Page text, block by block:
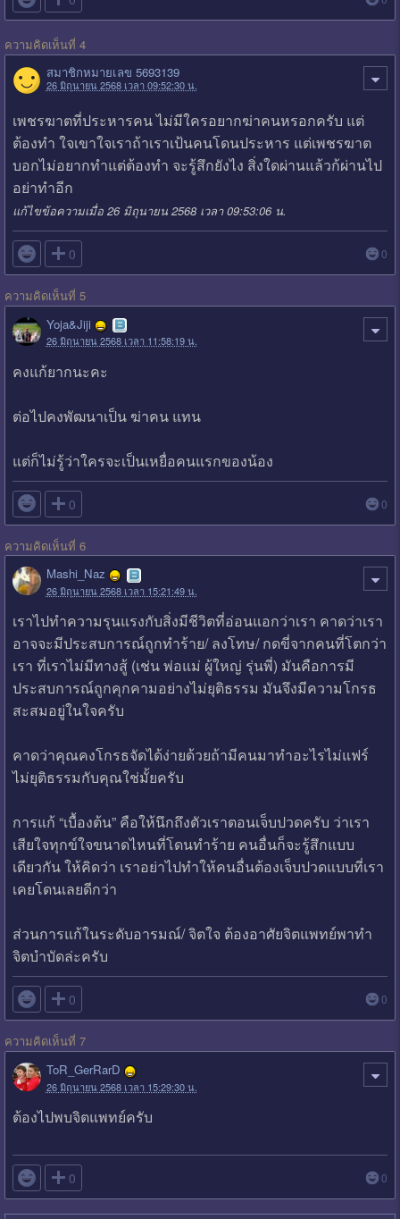
ความคิดเห็นที่ 4
สมาชิกหมายเลข 5693139
26 มิถุนายน 2568 เวลา 09:52:30 น.
เพชรฆาตที่ประหารคน ไม่มีใครอยากฆ่าคนหรอกครับ แต่
ต้องทำ ใจเขาใจเราถ้าเราเป้นคนโดนประหาร แต่เพชรฆาต
บอกไม่อยากทำแต่ต้องทำ จะรู้สึกยังไง สิ่งใดผ่านแล้วก้ผ่านไป
อย่าทำอีก
แก้ไขข้อความเมื่อ 26 มิถุนายน 2568 เวลา 09:53:06 น.
 0 0
ความคิดเห็นที่ 5
Yoja&Jiji
26 มิถุนายน 2568 เวลา 11:58:19 น.
คงแก้ยากนะคะ
ต่อไปคงพัฒนาเป็น ฆ่าคน แทน
แต่ก็ไม่รู้ว่าใครจะเป็นเหยื่อคนแรกของน้อง
 0 0
ความคิดเห็นที่ 6
Mashi_Naz
26 มิถุนายน 2568 เวลา 15:21:49 น.
เราไปทำความรุนแรงกับสิ่งมีชีวิตที่อ่อนแอกว่าเรา คาดว่าเรา
อาจจะมีประสบการณ์ถูกทำร้าย/ ลงโทษ/ กดขี่จากคนที่โตกว่า
เรา ที่เราไม่มีทางสู้ (เช่น พ่อแม่ ผู้ใหญ่ รุ่นพี่) มันคือการมี
ประสบการณ์ถูกคุกคามอย่างไม่ยุติธรรม มันจึงมีความโกรธ
สะสมอยู่ในใจครับ
คาดว่าคุณคงโกรธจัดได้ง่ายด้วยถ้ามีคนมาทำอะไรไม่แฟร์
ไม่ยุติธรรมกับคุณใช่มั้ยครับ
การแก้ “เบื้องต้น” คือให้นึกถึงตัวเราตอนเจ็บปวดครับ ว่าเรา
เสียใจทุกข์ใจขนาดไหนที่โดนทำร้าย คนอื่นก็จะรู้สึกแบบ
เดียวกัน ให้คิดว่า เราอย่าไปทำให้คนอื่นต้องเจ็บปวดแบบที่เรา
เคยโดนเลยดีกว่า
ส่วนการแก้ในระดับอารมณ์/ จิตใจ ต้องอาศัยจิตแพทย์พาทำ
จิตบำบัดล่ะครับ
 0 0
ความคิดเห็นที่ 7
ToR_GerRarD
26 มิถุนายน 2568 เวลา 15:29:30 น.
ต้องไปพบจิตแพทย์ครับ
 0 0